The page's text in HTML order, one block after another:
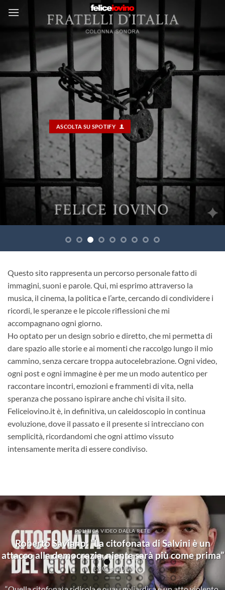
ASCOLTA SU SPOTIFY
Questo sito rappresenta un percorso personale fatto di
immagini, suoni e parole. Qui, mi esprimo attraverso la
musica, il cinema, la politica e l’arte, cercando di condividere i
ricordi, le speranze e le piccole riflessioni che mi
accompagnano ogni giorno.
Ho optato per un design sobrio e diretto, che mi permetta di
dare spazio alle storie e ai momenti che raccolgo lungo il mio
cammino, senza cercare troppa autocelebrazione. Ogni video,
ogni post e ogni immagine è per me un modo autentico per
raccontare incontri, emozioni e frammenti di vita, nella
speranza che possano ispirare anche chi visita il sito.
Feliceiovino.it è, in definitiva, un caleidoscopio in continua
evoluzione, dove il passato e il presente si intrecciano con
semplicità, ricordandomi che ogni attimo vissuto
intensamente merita di essere condiviso.
conosce il
MUSICA ROCK
System Of A Down – Toxicity
04 Lug, 2021
Conversion, software version 7.0Looking at